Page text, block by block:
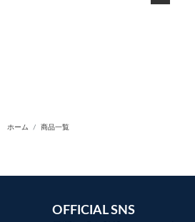
ホーム 商品一覧
OFFICIAL SNS